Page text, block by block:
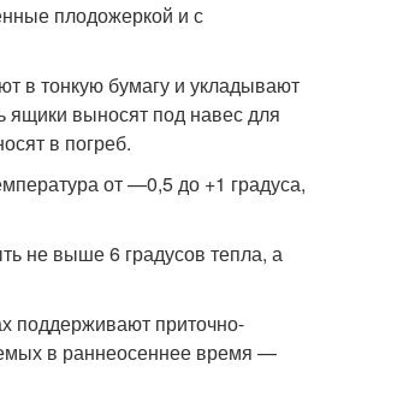
плодожеркой и с
в тонкую бумагу и укладывают
ящики выносят под навес для
в погреб.
от —0,5 до +1 градуса,
не выше 6 градусов тепла, а
поддерживают приточно-
в раннеосеннее время —